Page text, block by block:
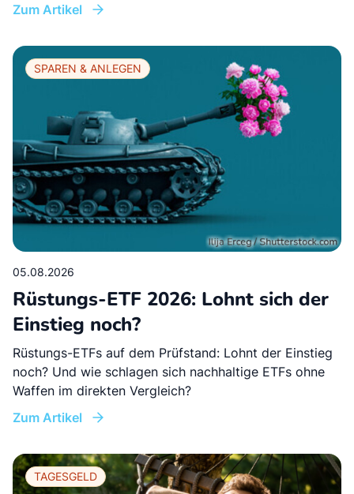
Zum Artikel
SPAREN & ANLEGEN
05.08.2026
Rüstungs-ETF 2026: Lohnt sich der
Einstieg noch?
Rüstungs-ETFs auf dem Prüfstand: Lohnt der Einstieg
noch? Und wie schlagen sich nachhaltige ETFs ohne
Waffen im direkten Vergleich?
Zum Artikel
TAGESGELD